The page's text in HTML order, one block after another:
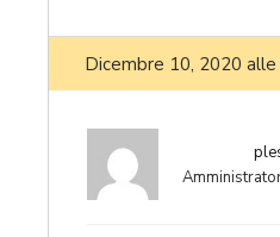
Dicembre 10, 2020